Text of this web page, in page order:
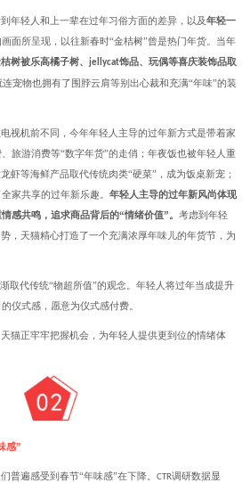
年轻人和上一辈在过年习俗方面的差异，以及年轻一
面所呈现，以往新春时“金桔树”曾是热门年货。当年
树被乐高橘子树、 jellycat饰品、玩偶等喜庆装饰品取
连宠物也拥有了围脖云肩等别出心裁和充满“年味”的装
视机前不同，今年年轻人主导的过年新方式是带着家
旅游消费等“数字年货”的走俏；年夜饭也被年轻人重
虾等海鲜产品取代传统肉类“硬菜”，成为饭桌新宠；
家共享的过年新乐趣。 年轻人主导的过年新风尚体现
感共鸣，追求商品背后的“情绪价值”。 考虑到年轻
，天猫精心打造了一个充满浓厚年味儿的年货节，为
取代传统“物超所值”的观念。年轻人将过年当成提升
仪式感，愿意为仪式感付费。
猫正牢牢把握机会，为年轻人提供更到位的情绪体
感”
普遍感受到春节“年味感”在下降。 CTR调研数据显